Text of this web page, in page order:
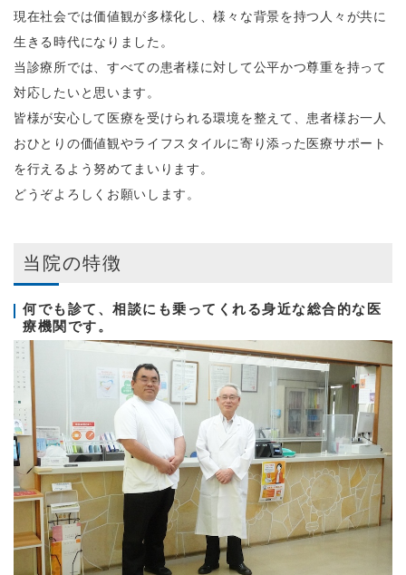
現在社会では価値観が多様化し、様々な背景を持つ人々が共に
生きる時代になりました。
当診療所では、すべての患者様に対して公平かつ尊重を持って
対応したいと思います。
皆様が安心して医療を受けられる環境を整えて、患者様お一人
おひとりの価値観やライフスタイルに寄り添った医療サポート
を行えるよう努めてまいります。
どうぞよろしくお願いします。
当院の特徴
何でも診て、相談にも乗ってくれる身近な総合的な医
療機関です。